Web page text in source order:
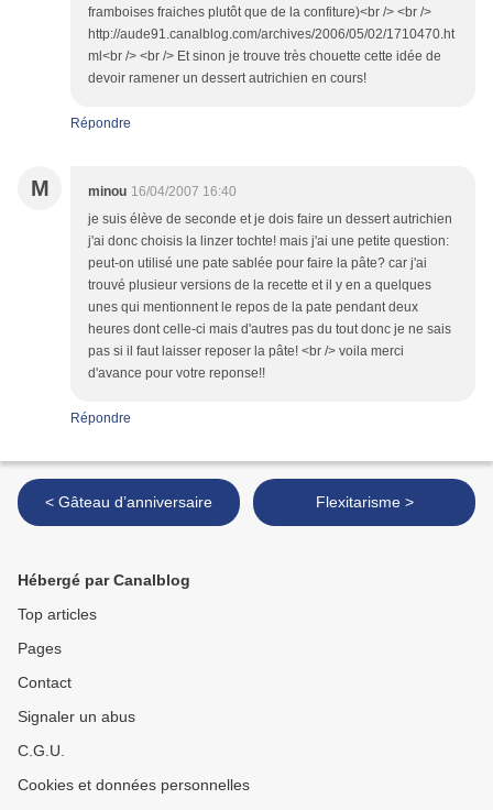
framboises fraiches plutôt que de la confiture)<br /> <br />
http://aude91.canalblog.com/archives/2006/05/02/1710470.ht
ml<br /> <br /> Et sinon je trouve très chouette cette idée de
devoir ramener un dessert autrichien en cours!
Répondre
M minou 16/04/2007 16:40
je suis élève de seconde et je dois faire un dessert autrichien
j'ai donc choisis la linzer tochte! mais j'ai une petite question:
peut-on utilisé une pate sablée pour faire la pâte? car j'ai
trouvé plusieur versions de la recette et il y en a quelques
unes qui mentionnent le repos de la pate pendant deux
heures dont celle-ci mais d'autres pas du tout donc je ne sais
pas si il faut laisser reposer la pâte! <br /> voila merci
d'avance pour votre reponse!!
Répondre
< Gâteau d’anniversaire Flexitarisme >
Hébergé par Canalblog
Top articles
Pages
Contact
Signaler un abus
C.G.U.
Cookies et données personnelles